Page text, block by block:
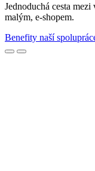
Jednoduchá cesta
malým, e-shopem.
Benefity naší